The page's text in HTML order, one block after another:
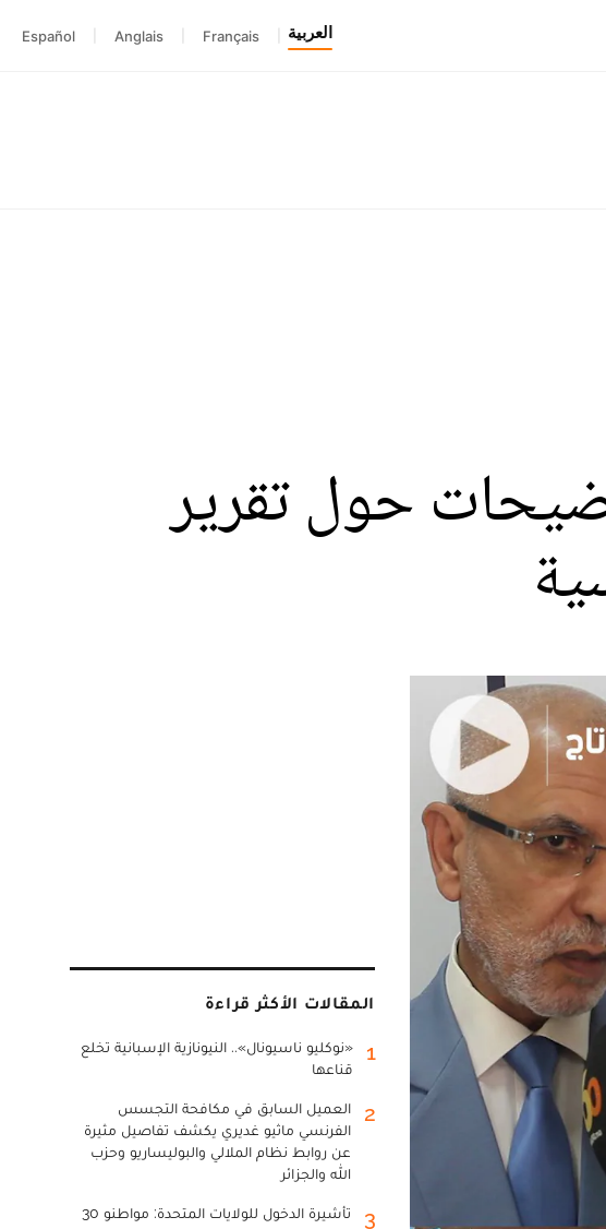
العربية Français
Anglais
Español
حول تقرير
المقالات الأكثر قراءة
1
«نوكليو ناسيونال».. النيونازية الإسبانية تخلع
قناعها
2
العميل السابق في مكافحة التجسس
الفرنسي ماثيو غديري يكشف تفاصيل مثيرة
عن روابط نظام الملالي والبوليساريو وحزب
الله والجزائر
3
تأشيرة الدخول للولايات المتحدة: مواطنو 30